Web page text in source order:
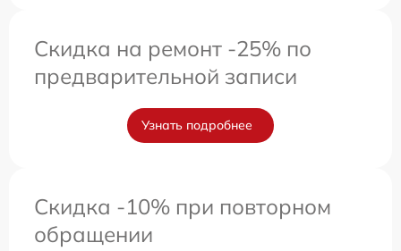
Скидка на ремонт -25% по
предварительной записи
Узнать подробнее
Скидка -10% при повторном
обращении